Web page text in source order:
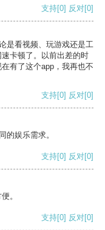
支持[0] 反对[0]
是看视频、玩游戏还是工
卡顿了。以前出差的时
有了这个app，我再也不
支持[0] 反对[0]
的娱乐需求。
支持[0] 反对[0]
。
支持[0] 反对[0]